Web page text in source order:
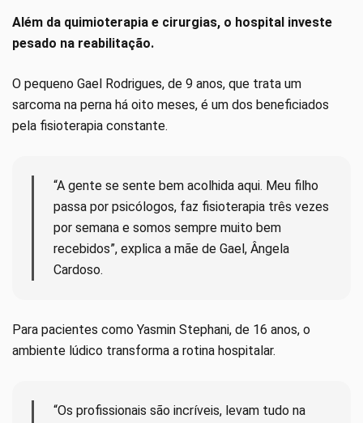
Além da quimioterapia e cirurgias, o hospital investe
pesado na reabilitação.
O pequeno Gael Rodrigues, de 9 anos, que trata um
sarcoma na perna há oito meses, é um dos beneficiados
pela fisioterapia constante.
“A gente se sente bem acolhida aqui. Meu filho
passa por psicólogos, faz fisioterapia três vezes
por semana e somos sempre muito bem
recebidos”, explica a mãe de Gael, Ângela
Cardoso.
Para pacientes como Yasmin Stephani, de 16 anos, o
ambiente lúdico transforma a rotina hospitalar.
“Os profissionais são incríveis, levam tudo na